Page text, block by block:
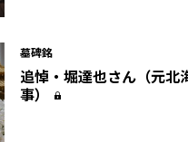
墓碑銘
追悼・堀達也さん（元北
事）